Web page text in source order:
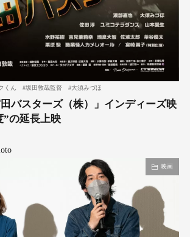
くん #坂田敦哉監督 #大須みづほ
田バスターズ（株）」インディーズ映
”の延⻑上映
映画